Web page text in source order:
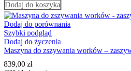
Dodaj do koszyka
Dodaj do porównania
Szybki podgląd
Dodaj do życzenia
Maszyna do zszywania worków –
839,00 zł